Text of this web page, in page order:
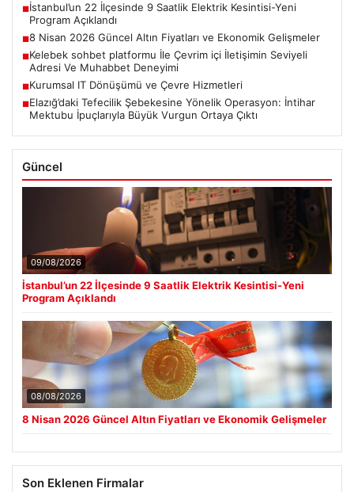
■İstanbul’un 22 İlçesinde 9 Saatlik Elektrik Kesintisi-Yeni
Program Açıklandı
■8 Nisan 2026 Güncel Altın Fiyatları ve Ekonomik Gelişmeler
■Kelebek sohbet platformu İle Çevrim içi İletişimin Seviyeli
Adresi Ve Muhabbet Deneyimi
■Kurumsal IT Dönüşümü ve Çevre Hizmetleri
■Elazığ’daki Tefecilik Şebekesine Yönelik Operasyon: İntihar
Mektubu İpuçlarıyla Büyük Vurgun Ortaya Çıktı
Güncel
09/08/2026
İstanbul’un 22 İlçesinde 9 Saatlik Elektrik Kesintisi-Yeni
Program Açıklandı
08/08/2026
8 Nisan 2026 Güncel Altın Fiyatları ve Ekonomik Gelişmeler
Son Eklenen Firmalar